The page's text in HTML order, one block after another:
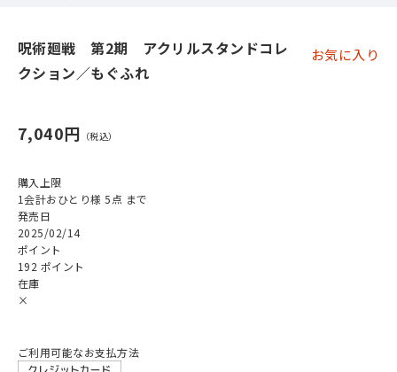
呪術廻戦 第2期 アクリルスタンドコレ
クション／もぐふれ
お気に入り
7,040円
購入上限
1会計おひとり様 5点 まで
発売日
2025/02/14
ポイント
192 ポイント
在庫
×
ご利用可能なお支払方法